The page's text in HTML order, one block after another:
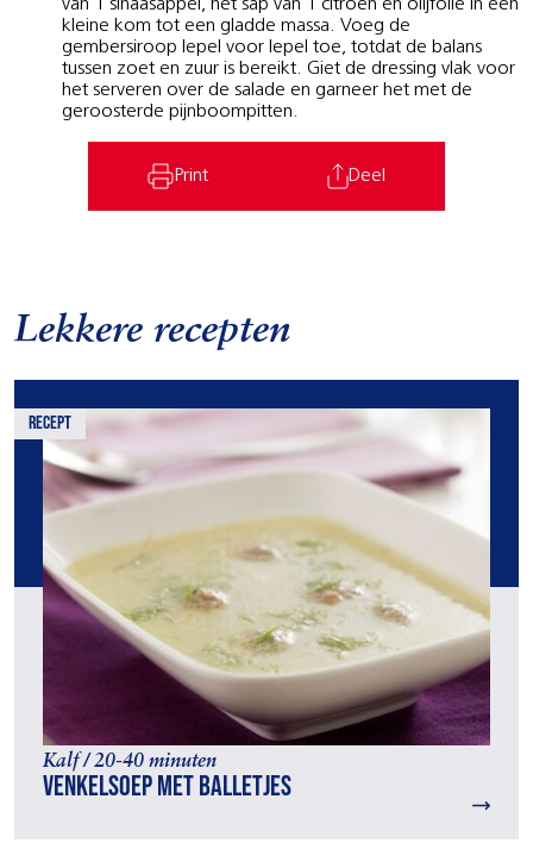
van 1 sinaasappel, het sap van 1 citroen en olijfolie in een
kleine kom tot een gladde massa. Voeg de
gembersiroop lepel voor lepel toe, totdat de balans
tussen zoet en zuur is bereikt. Giet de dressing vlak voor
het serveren over de salade en garneer het met de
geroosterde pijnboompitten.
Print Deel
Lekkere recepten
recept
Kalf / 20-40 minuten
Venkelsoep met balletjes